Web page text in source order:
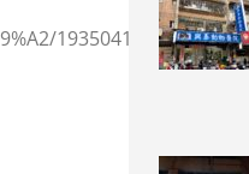
193504124033066